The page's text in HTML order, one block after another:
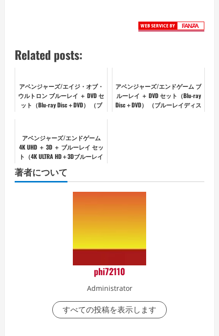
Related posts:
アベンジャーズ/エイジ・オブ・
ウルトロン ブルーレイ ＋ DVD セ
ット（Blu-ray Disc＋DVD） （ブ
アベンジャーズ/エンドゲーム ブ
ルーレイ ＋ DVD セット（Blu-ray
Disc＋DVD） （ブルーレイディス
アベンジャーズ/エンドゲーム
4K UHD ＋ 3D ＋ ブルーレイ セッ
ト（4K ULTRA HD＋3Dブルーレイ
著者について
phi72110
Administrator
すべての投稿を表示します